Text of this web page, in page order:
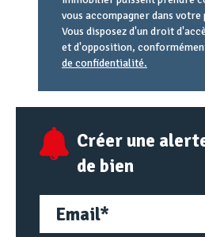
vous accompagner dans
Vous disposez d'un droit
et d'opposition,
de confidentialité.
email
URL
Créer une
de bien